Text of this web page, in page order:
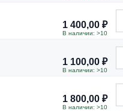
1 400,00 ₽
В наличии: >10
1 100,00 ₽
В наличии: >10
1 800,00 ₽
В наличии: >10